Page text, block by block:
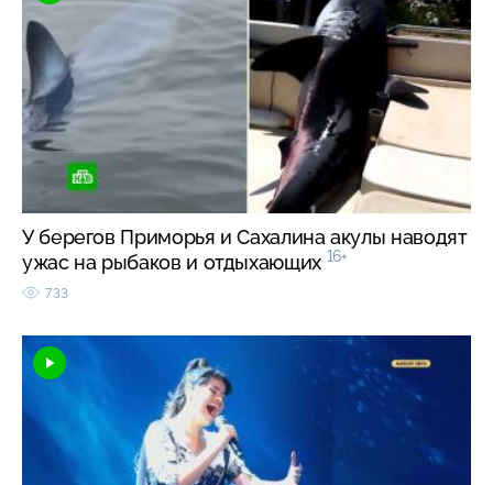
У берегов Приморья и Сахалина акулы наводят
ужас на рыбаков и отдыхающих 16+
733